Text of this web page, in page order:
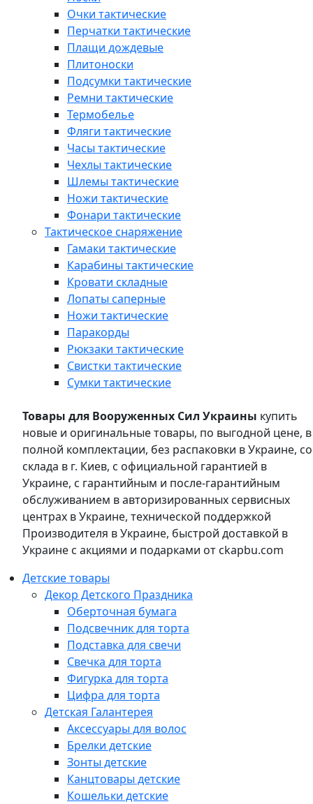
Очки тактические
Перчатки тактические
Плащи дождевые
Плитоноски
Подсумки тактические
Ремни тактические
Термобелье
Фляги тактические
Часы тактические
Чехлы тактические
Шлемы тактические
Ножи тактические
Фонари тактические
Тактическое снаряжение
Гамаки тактические
Карабины тактические
Кровати складные
Лопаты саперные
Ножи тактические
Паракорды
Рюкзаки тактические
Свистки тактические
Сумки тактические
Товары для Вооруженных Сил Украины купить
новые и оригинальные товары, по выгодной цене, в
полной комплектации, без распаковки в Украине, со
склада в г. Киев, с официальной гарантией в
Украине, с гарантийным и после-гарантийным
обслуживанием в авторизированных сервисных
центрах в Украине, технической поддержкой
Производителя в Украине, быстрой доставкой в
Украине с акциями и подарками от ckapbu.com
Детские товары
Декор Детского Праздника
Оберточная бумага
Подсвечник для торта
Подставка для свечи
Свечка для торта
Фигурка для торта
Цифра для торта
Детская Галантерея
Аксессуары для волос
Брелки детские
Зонты детские
Канцтовары детские
Кошельки детские